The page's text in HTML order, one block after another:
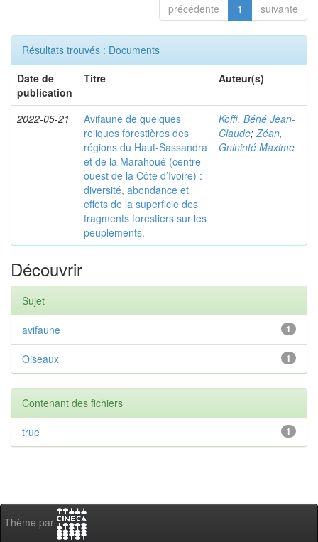
précédente 1 suivante
Résultats trouvés : Documents
Date de
publication
Titre Auteur(s)
2022-05-21
Avifaune de quelques
reliques forestières des
régions du Haut-Sassandra
et de la Marahoué (centre-
ouest de la Côte d’Ivoire) :
diversité, abondance et
effets de la superficie des
fragments forestiers sur les
peuplements.
Koffi, Béné Jean-
Claude; Zéan,
Gnininté Maxime
Découvrir
Sujet
1
avifaune
1
Oiseaux
Contenant des fichiers
1
true
Thème par